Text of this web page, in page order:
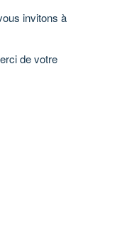
invitons à
de votre